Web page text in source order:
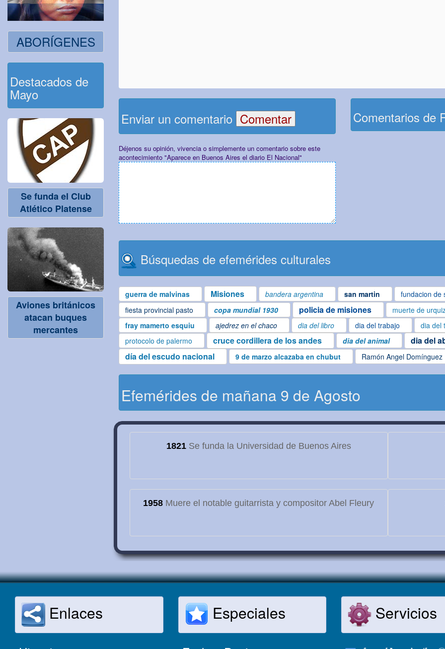
ABORÍGENES
Destacados de
Mayo
Se funda el Club
Atlético Platense
Aviones británicos
atacan buques
mercantes
Enviar un comentario
Déjenos su opinión, vivencia o simplemente un comentario sobre este
acontecimiento "Aparece en Buenos Aires el diario El Nacional"
Comentarios de
Búsquedas de efemérides culturales
guerra de malvinas Misiones bandera argentina san martin fundacion de
fiesta provincial pasto copa mundial 1930 policia de misiones muerte de
fray mamerto esquiu
ajedrez en el chaco dia del libro dia del trabajo dia del
protocolo de palermo
cruce cordillera de los andes dia del animal dia del
día del escudo nacional 9 de marzo alcazaba en chubut Ramón Angel Domínguez
Efemérides de mañana 9 de Agosto
1821Se funda la Universidad de Buenos Aires
1958 Muere el notable guitarrista y compositor Abel Fleury
Enlaces Especiales Servicios